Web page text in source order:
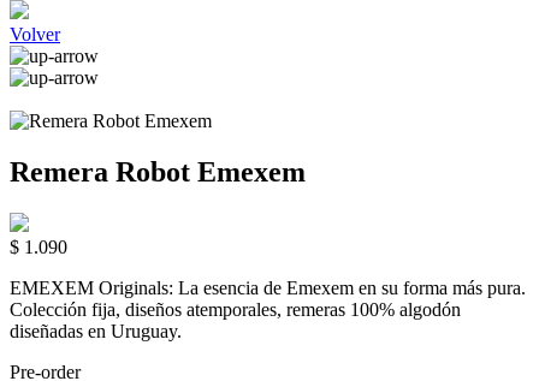
Volver
Remera Robot Emexem
$ 1.090
EMEXEM Originals: La esencia de Emexem en su forma más pura.
Colección fija, diseños atemporales, remeras 100% algodón
diseñadas en Uruguay.
Pre-order